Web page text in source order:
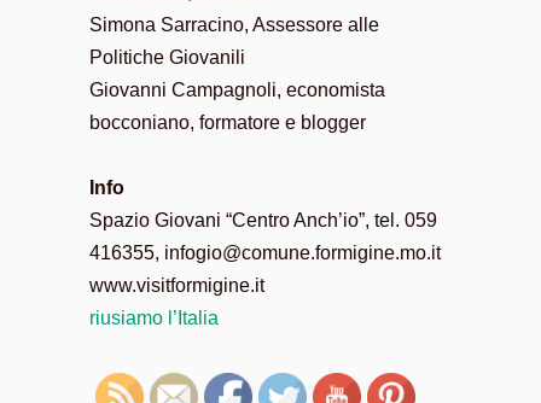
Simona Sarracino, Assessore alle
Politiche Giovanili
Giovanni Campagnoli, economista
bocconiano, formatore e blogger
Info
Spazio Giovani “Centro Anch’io”, tel. 059
416355, infogio@comune.formigine.mo.it
www.visitformigine.it
riusiamo l’Italia